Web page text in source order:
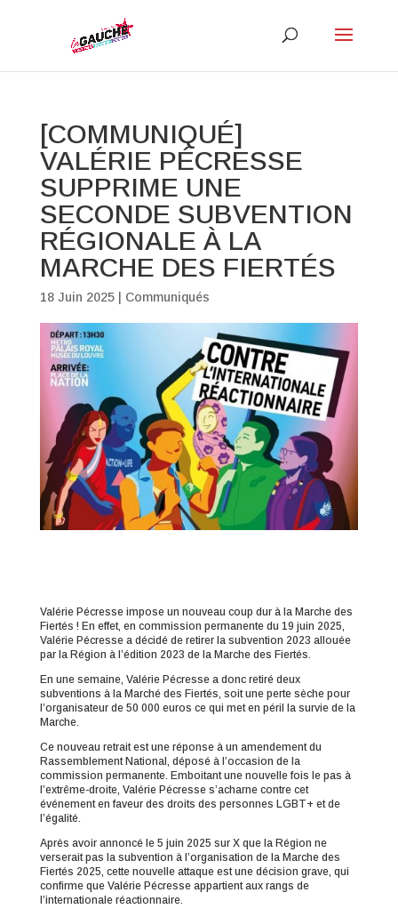
[COMMUNIQUÉ]
VALÉRIE PÉCRESSE
SUPPRIME UNE
SECONDE SUBVENTION
RÉGIONALE À LA
MARCHE DES FIERTÉS
18 Juin 2025| Communiqués
Valérie Pécresse impose un nouveau coup dur à la Marche des
Fiertés ! En effet, en commission permanente du 19 juin 2025,
Valérie Pécresse a décidé de retirer la subvention 2023 allouée
par la Région à l’édition 2023 de la Marche des Fiertés.
En une semaine, Valérie Pécresse a donc retiré deux
subventions à la Marché des Fiertés, soit une perte sèche pour
l’organisateur de 50 000 euros ce qui met en péril la survie de la
Marche.
Ce nouveau retrait est une réponse à un amendement du
Rassemblement National, déposé à l’occasion de la
commission permanente. Emboitant une nouvelle fois le pas à
l’extrême-droite, Valérie Pécresse s’acharne contre cet
événement en faveur des droits des personnes LGBT+ et de
l’égalité.
Après avoir annoncé le 5 juin 2025 sur X que la Région ne
verserait pas la subvention à l’organisation de la Marche des
Fiertés 2025, cette nouvelle attaque est une décision grave, qui
confirme que Valérie Pécresse appartient aux rangs de
l’internationale réactionnaire.